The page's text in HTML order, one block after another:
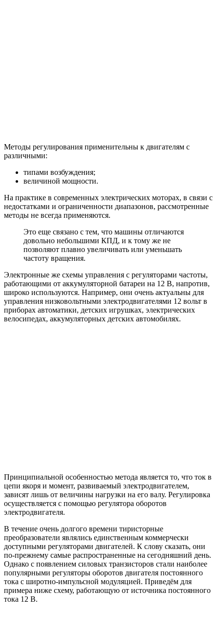
Методы регулирования применительны к двигателям с
различными:
типами возбуждения;
величиной мощности.
На практике в современных электрических моторах, в связи с
недостатками и ограниченности диапазонов, рассмотренные
методы не всегда применяются.
Это еще связано с тем, что машины отличаются
довольно небольшими КПД, и к тому же не
позволяют плавно увеличивать или уменьшать
частоту вращения.
Электронные же схемы управления с регуляторами частоты,
работающими от аккумуляторной батареи на 12 В, напротив,
широко используются. Например, они очень актуальны для
управления низковольтными электродвигателями 12 вольт в
приборах автоматики, детских игрушках, электрических
велосипедах, аккумуляторных детских автомобилях.
Принципиальной особенностью метода является то, что ток в
цепи якоря и момент, развиваемый электродвигателем,
зависят лишь от величины нагрузки на его валу. Регулировка
осуществляется с помощью регулятора оборотов
электродвигателя.
В течение очень долгого времени тиристорные
преобразователи являлись единственным коммерчески
доступными регуляторами двигателей. К слову сказать, они
по-прежнему самые распространенные на сегодняшний день.
Однако с появлением силовых транзисторов стали наиболее
популярными регуляторы оборотов двигателя постоянного
тока с широтно-импульсной модуляцией. Приведём для
примера ниже схему, работающую от источника постоянного
тока 12 В.